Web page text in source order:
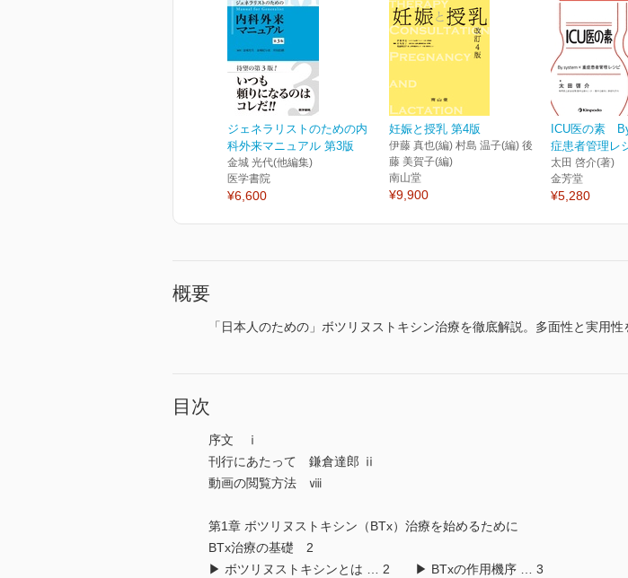
ジェネラリストのための内
科外来マニュアル 第3版
金城 光代(他編集)
医学書院
¥6,600
妊娠と授乳 第4版
伊藤 真也(編) 村島 温子(編) 後
藤 美賀子(編)
南山堂
¥9,900
ICU医の素
症患者管理レ
太田 啓介(著)
金芳堂
¥5,280
概要
「日本人のための」ボツリヌストキシン治療を徹底解説。多面性と実用
目次
序文 ⅰ
刊行にあたって 鎌倉達郎 ⅱ
動画の閲覧方法 ⅷ
第1章 ボツリヌストキシン（BTx）治療を始めるために
BTx治療の基礎 2
▶ ボツリヌストキシンとは … 2 ▶ BTxの作用機序 … 3